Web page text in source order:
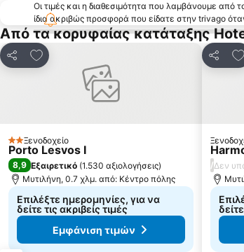
Οι τιμές και η διαθεσιμότητα που λαμβάνουμε από
ίδια ακριβώς προσφορά που είδατε στην trivago
Από τα κορυφαίας κατάταξης
Κοινοποίηση
Προσθήκη στα αγαπημένα
2 Αστέρια
Ξενοδοχείο
Porto Lesvos I
8,9 Εξαιρετικό (1.530 αξιολογήσεις)
Μυτιλήνη, 0.7 χλμ. από: Κέντρο πόλης
Επιλέξτε ημερομηνίες, για να
δείτε τις ακριβείς τιμές
Εμφάνιση τιμών
/Δεν